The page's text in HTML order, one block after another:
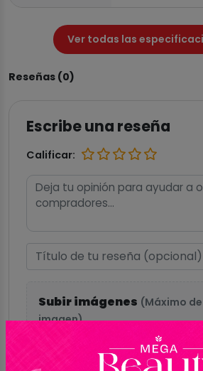
Ver todas las
Reseñas (0)
Escribe una reseña
Calificar:
Subir imágenes (Máximo
imagen)